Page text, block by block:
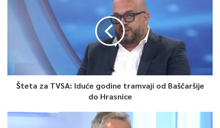
Šteta za TVSA: Iduće godine tramvaji od Baščaršije
do Hrasnice